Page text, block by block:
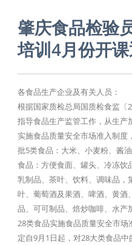
肇庆食品检验
培训4月份开
各食品生产企业及有关人员：
根据国家质检总局国质检食监〔
指导食品生产监管工作，从生
实施食品质量安全市场准入制度
批5类食品：大米、小麦粉、酱
食品：方便食面、罐头、冷冻饮
乳制品、茶叶、饮料、调味品，
叶、葡萄酒及果酒、啤酒、黄酒
品、可可制品、焙炒咖啡、水
28类食品实施食品质量安全市
定自9月1日起，对28大类食品中